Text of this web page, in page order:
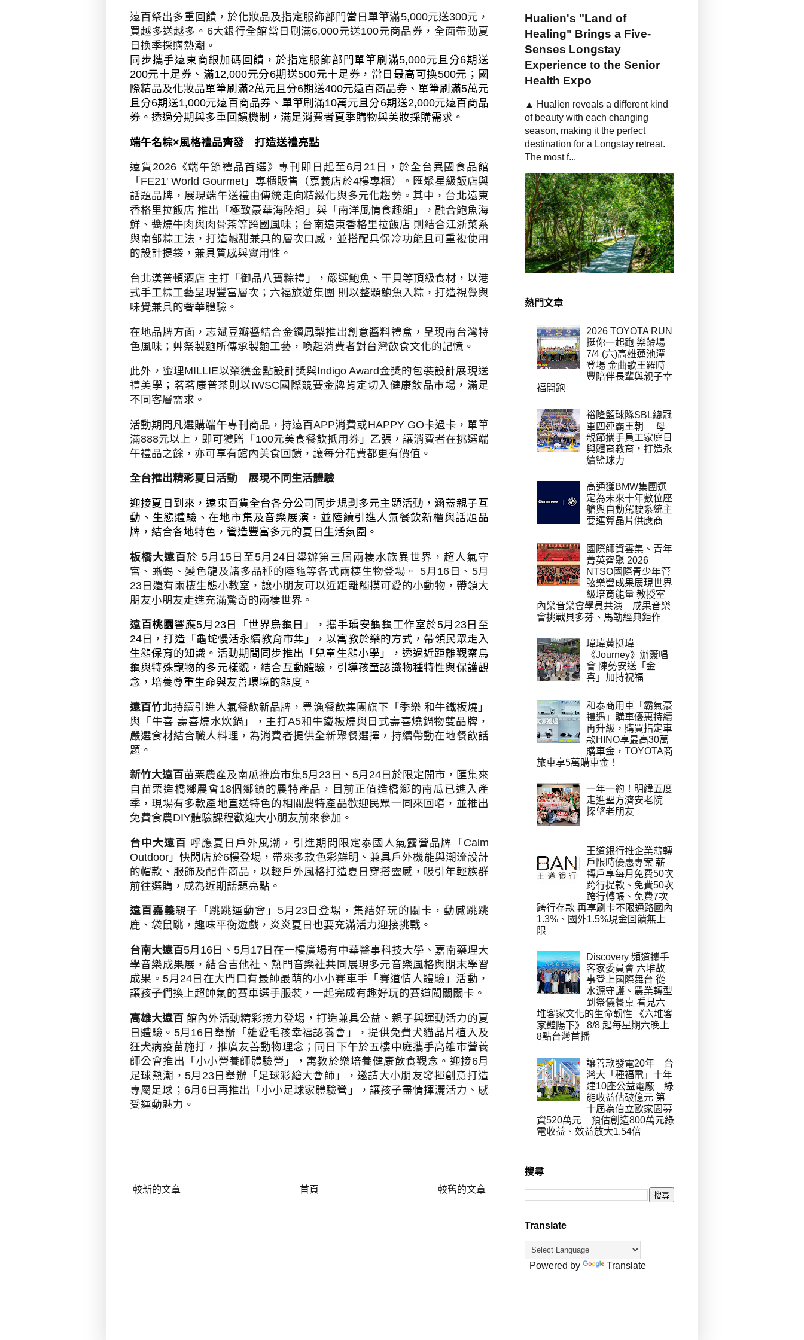
遠百祭出多重回饋，於化妝品及指定服飾部門當日單筆滿5,000元送300元，
買越多送越多。 6大銀行全館當日刷滿6,000元送100元商品券，全面帶動夏
日換季採購熱潮。
同步攜手遠東商銀加碼回饋，於指定服飾部門單筆刷滿5,000元且分6期送
200元十足券、滿12,000元分6期送500元十足券，當日最高可換500元；國
際精品及化妝品單筆刷滿2萬元且分6期送400元遠百商品券、單筆刷滿5萬元
且分6期送1,000元遠百商品券、單筆刷滿10萬元且分6期送2,000元遠百商品
券。透過分期與多重回饋機制，滿足消費者夏季購物與美妝採購需求。
端午名粽×風格禮品齊發 打造送禮亮點
遠貨2026《端午節禮品首選》專刊即日起至6月 21 日，於全台異國食品館
「 FE21' World Gourmet 」專櫃販售（嘉義店於4樓專櫃）。匯聚星級飯店與
話題品牌，展現端午送禮由傳統走向精緻化與多元化趨勢。其中，台北遠東
香格里拉飯店 推出「極致豪華海陸組」與「南洋風情食趣組」，融合鮑魚海
鮮、醬燒牛肉與肉骨茶等跨國風味；台南遠東香格里拉飯店 則結合江浙菜系
與南部粽工法，打造鹹甜兼具的層次口感，並搭配具保冷功能且可重複使用
的設計提袋，兼具質感與實用性。
台北漢普頓酒店 主打「御品八寶粽禮」，嚴選鮑魚、干貝等頂級食材，以港
式手工粽工藝呈現豐富層次；六福旅遊集團 則以整顆鮑魚入粽，打造視覺與
味覺兼具的奢華體驗。
在地品牌方面，志斌豆瓣醬結合金鑽鳳梨推出創意醬料禮盒，呈現南台灣特
色風味；艸祭製麵所傳承製麵工藝，喚起消費者對台灣飲食文化的記憶。
此外，蜜理MILLIE以榮獲金點設計獎與Indigo Award金獎的包裝設計展現送
禮美學；茗茗康普茶則以IWSC 國際競賽金牌肯定切入健康飲品市場，滿足
不同客層需求。
活動期間凡選購端午專刊商品，持遠百APP消費或HAPPY GO卡過卡，單筆
滿888元以上，即可獲贈「100元美食餐飲抵用券」乙張，讓消費者在挑選端
午禮品之餘，亦可享有館內美食回饋，讓每分花費都更有價值。
全台推出精彩夏日活動 展現不同生活體驗
迎接夏日到來，遠東百貨全台各分公司同步規劃多元主題活動，涵蓋親子互
動、生態體驗、在地市集及音樂展演，並陸續引進人氣餐飲新櫃與話題品
牌，結合各地特色，營造豐富多元的夏日生活氛圍。
板橋大遠百於 5月 15日至5月 24日舉辦第三屆兩棲水族異世界，超人氣守
宮、蜥蜴、變色龍及諸多品種的陸龜等各式兩棲生物登場。 5月 16 日、 5月
23日還有兩棲生態小教室，讓小朋友可以近距離觸摸可愛的小動物，帶領大
朋友小朋友走進充滿驚奇的兩棲世界。
遠百桃園 響應5月 23日「世界烏龜日」，攜手瑀安龜龜工作室於5月 23日至
24 日，打造「龜蛇慢活永續教育市集」，以寓教於樂的方式，帶領民眾走入
生態保育的知識。活動期間同步推出「兒童生態小學」，透過近距離觀察烏
龜與特殊寵物的多元樣貌，結合互動體驗，引導孩童認識物種特性與保護觀
念，培養尊重生命與友善環境的態度。
遠百竹北持續引進人氣餐飲新品牌，豊漁餐飲集團旗下「季樂 和牛鐵板燒」
與「牛喜 壽喜燒水炊鍋」，主打A5和牛鐵板燒與日式壽喜燒鍋物雙品牌，
嚴選食材結合職人料理，為消費者提供全新聚餐選擇，持續帶動在地餐飲話
題。
新竹大遠百苗栗農產及南瓜推廣市集5月 23 日、 5月 24 日於限定開市，匯集來
自苗栗造橋鄉農會18個鄉鎮的農特產品，目前正值造橋鄉的南瓜已進入產
季，現場有多款產地直送特色的相關農特產品歡迎民眾一同來回嚐，並推出
免費食農DIY體驗課程歡迎大小朋友前來參加。
台中大遠百 呼應夏日戶外風潮，引進期間限定泰國人氣露營品牌「Calm
Outdoor 」快閃店於6樓登場，帶來多款色彩鮮明、兼具戶外機能與潮流設計
的帽款、服飾及配件商品，以輕戶外風格打造夏日穿搭靈感，吸引年輕族群
前往選購，成為近期話題亮點。
遠百嘉義親子「跳跳運動會」 5月 23日登場，集結好玩的關卡，動感跳跳
鹿、袋鼠跳，趣味平衡遊戲，炎炎夏日也要充滿活力迎接挑戰。
台南大遠百5月 16 日、 5月 17 日在一樓廣場有中華醫事科技大學、嘉南藥理大
學音樂成果展，結合吉他社、熱門音樂社共同展現多元音樂風格與期末學習
成果。5月 24日在大門口有最帥最萌的小小賽車手「賽道情人體驗」活動，
讓孩子們換上超帥氣的賽車選手服裝，一起完成有趣好玩的賽道闖關關卡。
高雄大遠百 館內外活動精彩接力登場，打造兼具公益、親子與運動活力的夏
日體驗。 5月 16 日舉辦「雄愛毛孩幸福認養會」，提供免費犬貓晶片植入及
狂犬病疫苗施打，推廣友善動物理念；同日下午於五樓中庭攜手高雄市營養
師公會推出「小小營養師體驗營」，寓教於樂培養健康飲食觀念。迎接6月
足球熱潮， 5月 23日舉辦「足球彩繪大會師」，邀請大小朋友發揮創意打造
專屬足球； 6月 6日再推出「小小足球家體驗營」，讓孩子盡情揮灑活力、感
受運動魅力。
較新的文章 較舊的文章
首頁
Hualien's "Land of
Healing" Brings a Five-
Senses Longstay
Experience to the Senior
Health Expo
▲ Hualien reveals a different kind
of beauty with each changing
season, making it the perfect
destination for a Longstay retreat.
The most f...
熱門文章
2026 TOYOTA RUN
挺你一起跑 樂齡場
7/4 (六)高雄蓮池潭
登場 金曲歌王羅時
豐陪伴長輩與親子幸
福開跑
裕隆籃球隊SBL總冠
軍四連霸王朝 母
親節攜手員工家庭日
與體育教育，打造永
續籃球力
高通獲BMW集團選
定為未來十年數位座
艙與自動駕駛系統主
要運算晶片供應商
國際師資雲集、青年
菁英齊聚 2026
NTSO國際青少年管
弦樂營成果展現世界
級培育能量 教授室
內樂音樂會學員共演 成果音樂
會挑戰貝多芬、馬勒經典鉅作
瑋瑋黃挺瑋
《Journey》辦簽唱
會 陳勢安送「金
喜」加持祝福
和泰商用車「霸氣豪
禮遇」購車優惠持續
再升級，購買指定車
款HINO享最高30萬
購車金，TOYOTA商
旅車享5萬購車金！
一年一約！明緯五度
走進聖方濟安老院
探望老朋友
王道銀行推企業薪轉
戶限時優惠專案 薪
轉戶享每月免費50次
跨行提款、免費50次
跨行轉帳、免費7次
跨行存款 再享刷卡不限通路國內
1.3%、國外1.5%現金回饋無上
限
Discovery 頻道攜手
客家委員會 六堆故
事登上國際舞台 從
水源守護、農業轉型
到祭儀餐桌 看見六
堆客家文化的生命韌性 《六堆客
家豔陽下》 8/8 起每星期六晚上
8點台灣首播
讓善款發電20年 台
灣大「種福電」十年
建10座公益電廠 綠
能收益估破億元 第
十屆為伯立歐家園募
資520萬元 預估創造800萬元綠
電收益、效益放大1.54倍
搜尋
Translate
Powered by Translate